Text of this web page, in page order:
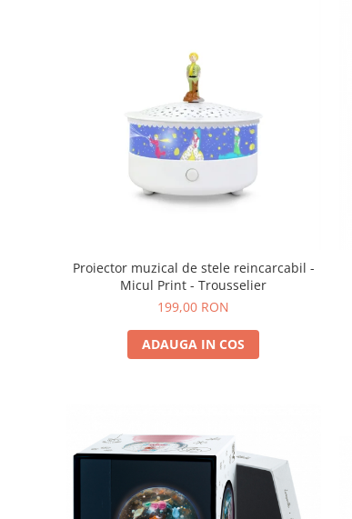
Proiector muzical de stele reincarcabil -
Micul Print - Trousselier
199,00 RON
ADAUGA IN COS